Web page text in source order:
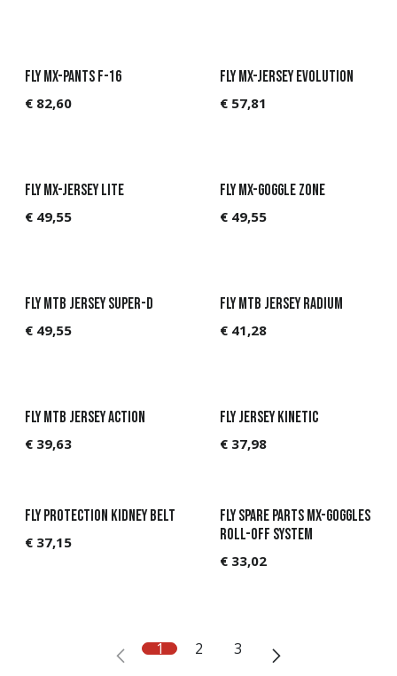
Fly MX-Pants F-16
€ 82,60
Fly MX-Jersey Evolution
€ 57,81
Fly MX-Jersey Lite
€ 49,55
Fly MX-Goggle Zone
€ 49,55
FLY MTB Jersey Super-D
€ 49,55
FLY MTB Jersey Radium
€ 41,28
FLY MTB Jersey Action
€ 39,63
Fly Jersey Kinetic
€ 37,98
Fly Protection Kidney Belt
€ 37,15
Fly Spare Parts MX-Goggles
ROLL-OFF SYSTEM
€ 33,02
1 2 3